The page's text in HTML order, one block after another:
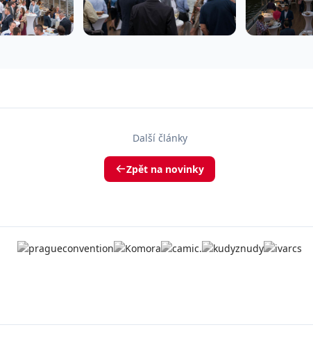
Další články
Zpět na novinky